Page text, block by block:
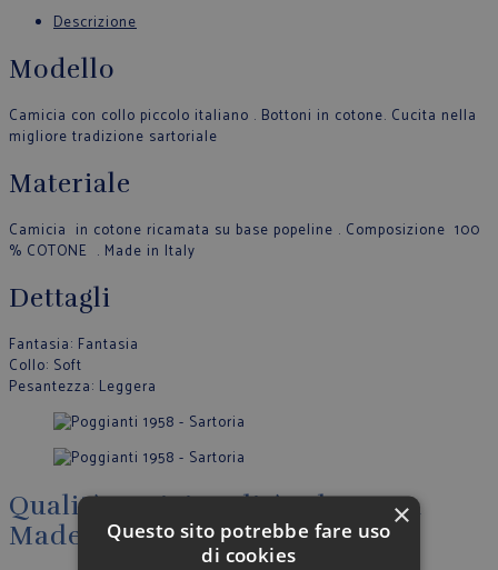
Descrizione
Modello
Camicia con collo piccolo italiano . Bottoni in cotone. Cucita nella
migliore tradizione sartoriale
Materiale
Camicia in cotone ricamata su base popeline . Composizione 100
% COTONE . Made in Italy
Dettagli
Fantasia: Fantasia
Collo: Soft
Pesantezza: Leggera
Qualità, artigianalità, eleganza
Made in Italy
×
Questo sito potrebbe fare uso
di cookies